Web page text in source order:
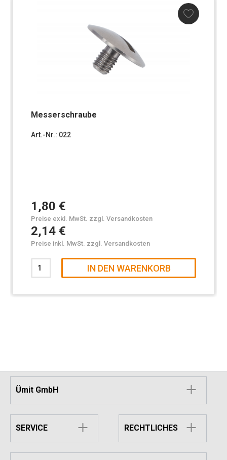
Messerschraube
Art.-Nr.: 022
1,80 €
Preise exkl. MwSt. zzgl. Versandkosten
2,14 €
Preise inkl. MwSt. zzgl. Versandkosten
IN DEN WARENKORB
Ümit GmbH
SERVICE RECHTLICHES